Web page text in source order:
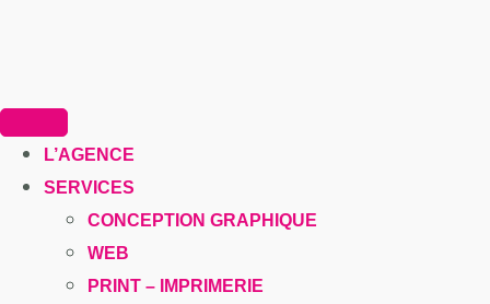
L’AGENCE
SERVICES
CONCEPTION GRAPHIQUE
WEB
PRINT – IMPRIMERIE